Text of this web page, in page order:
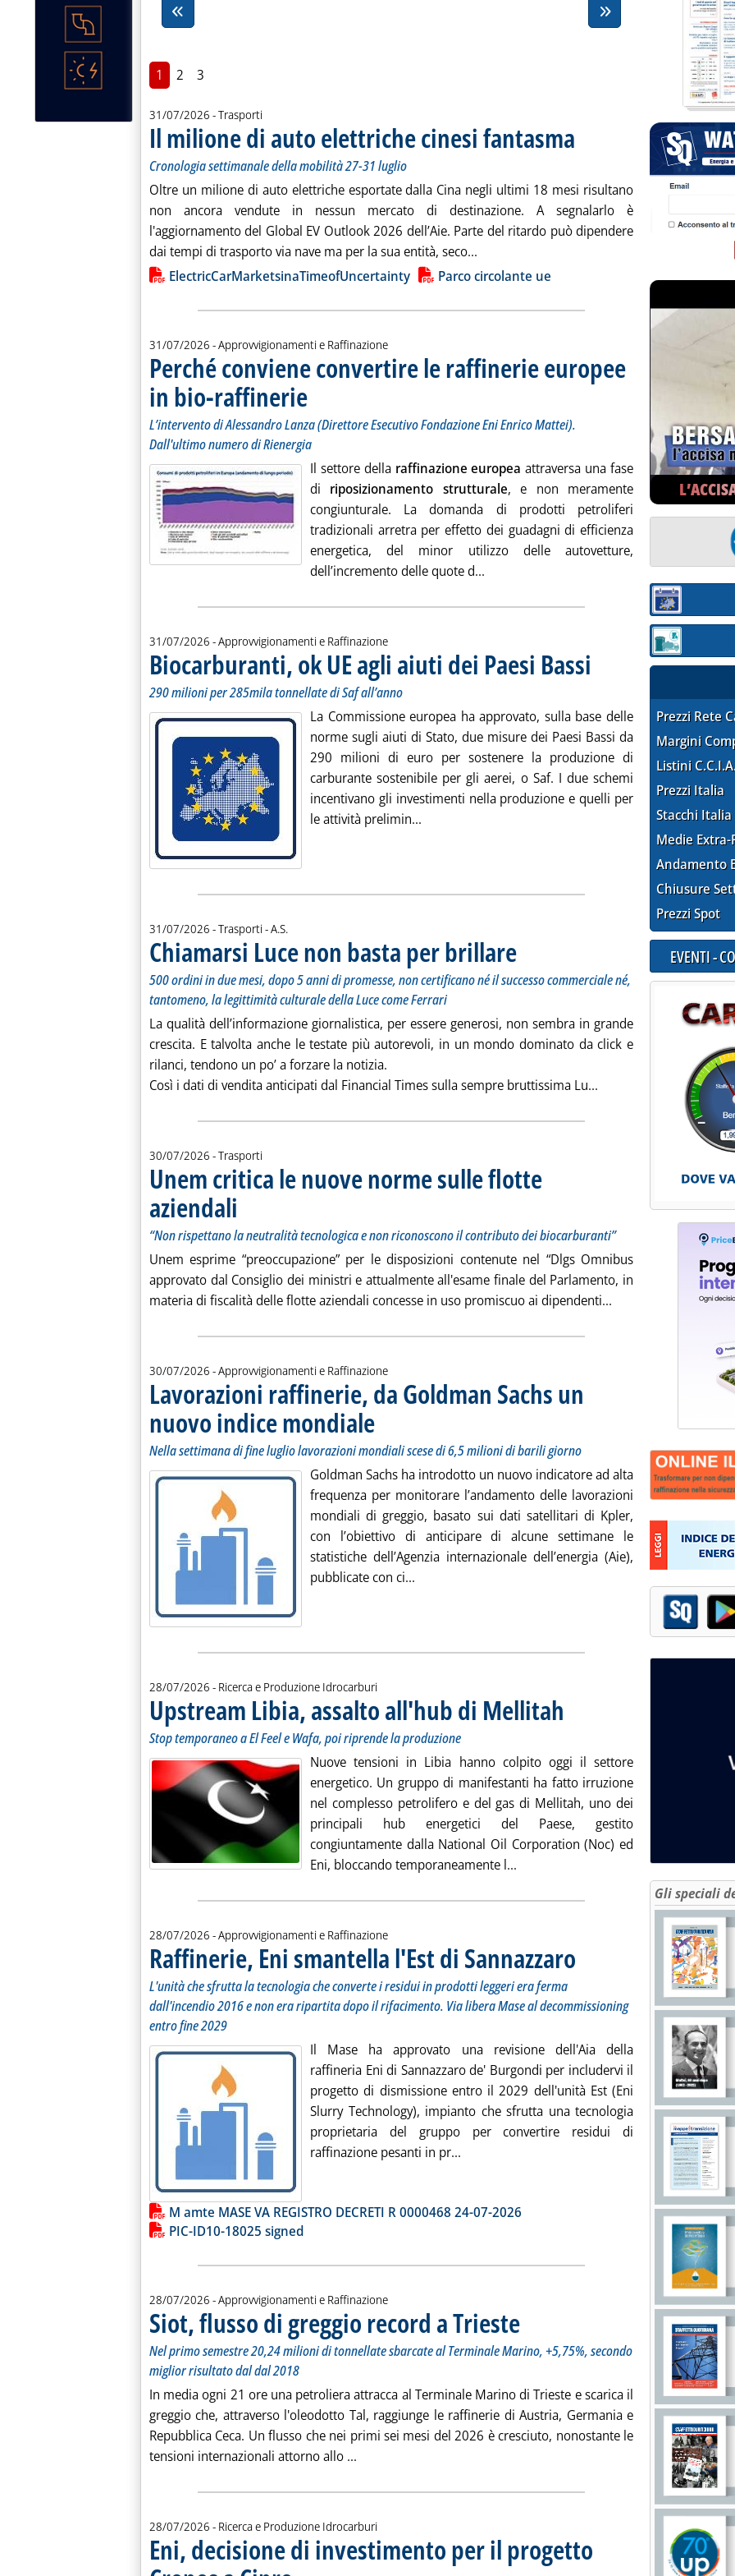
1 2 3
31/07/2026 - Trasporti
Il milione di auto elettriche cinesi fantasma . Sottotitolo: Cronologia settimanale
. Pubblicata venerdì 31 luglio 2026 alle
Cronologia settimanale della mobilità 27-31 luglio
Oltre un milione di auto elettriche esportate dalla Cina negli ultimi 18 mesi risultano
non ancora vendute in nessun mercato di destinazione. A segnalarlo è
l'aggiornamento del Global EV Outlook 2026 dell’Aie. Parte del ritardo può dipendere
dai tempi di trasporto via nave ma per la sua entità, seco... Leggi tutta la notizia: 'Il milione di auto
Lista allegati PDF alla notizia
ElectricCarMarketsinaTimeofUncertainty Parco circolante ue
31/07/2026 - Approvvigionamenti e Raffinazione
Perché conviene convertire le raffinerie europee
in bio-raffinerie . Sottotitolo: L’intervento di Alessandro Lanza (Direttore Esecutivo Fondazione Eni Enrico Mattei). Dall'ultimo
L’intervento di Alessandro Lanza (Direttore Esecutivo Fondazione Eni Enrico Mattei).
Dall'ultimo numero di Rienergia
Il settore della raffinazione europea attraversa una fase
di riposizionamento strutturale, e non meramente
congiunturale. La domanda di prodotti petroliferi
tradizionali arretra per effetto dei guadagni di efficienza
energetica, del minor utilizzo delle autovetture,
dell’incremento delle quote d... Leggi tutta la notizia: 'Perché conviene
31/07/2026 - Approvvigionamenti e Raffinazione
Biocarburanti, ok UE agli aiuti dei Paesi Bassi . Sottotitolo: 290 milioni per
. Pubblicata venerdì 31 luglio 2026
290 milioni per 285mila tonnellate di Saf all’anno
La Commissione europea ha approvato, sulla base delle
norme sugli aiuti di Stato, due misure dei Paesi Bassi da
290 milioni di euro per sostenere la produzione di
carburante sostenibile per gli aerei, o Saf. I due schemi
incentivano gli investimenti nella produzione e quelli per
le attività prelimin... Leggi tutta la notizia: 'Biocarburanti, ok UE agli aiuti
31/07/2026 - Trasporti -di:
A.S.
Chiamarsi Luce non basta per brillare . Sottotitolo: 500 ordini in due mesi, dopo 5 anni di
. Pubblicata venerdì 31 luglio 2026 alle 9.58.
500 ordini in due mesi, dopo 5 anni di promesse, non certificano né il successo commerciale né,
tantomeno, la legittimità culturale della Luce come Ferrari
La qualità dell’informazione giornalistica, per essere generosi, non sembra in grande
crescita. E talvolta anche le testate più autorevoli, in un mondo dominato da click e
rilanci, tendono un po’ a forzare la notizia.
Così i dati di vendita anticipati dal Financial Times sulla sempre bruttissima Lu... Leggi tutta la notizia:
30/07/2026 - Trasporti
Unem critica le nuove norme sulle flotte
aziendali
“Non rispettano la neutralità tecnologica e non riconoscono il contributo dei biocarburanti”
Unem esprime “preoccupazione” per le disposizioni contenute nel “Dlgs Omnibus
approvato dal Consiglio dei ministri e attualmente all'esame finale del Parlamento, in
materia di fiscalità delle flotte aziendali concesse in uso promiscuo ai dipendenti... Leggi tutta la
30/07/2026 - Approvvigionamenti e Raffinazione
Lavorazioni raffinerie, da Goldman Sachs un
nuovo indice mondiale . Sottotitolo: Nella settimana di fine luglio lavorazioni mondiali scese di 6,5 milioni di barili
Nella settimana di fine luglio lavorazioni mondiali scese di 6,5 milioni di barili giorno
Goldman Sachs ha introdotto un nuovo indicatore ad alta
frequenza per monitorare l’andamento delle lavorazioni
mondiali di greggio, basato sui dati satellitari di Kpler,
con l’obiettivo di anticipare di alcune settimane le
statistiche dell’Agenzia internazionale dell’energia (Aie),
pubblicate con ci...
28/07/2026 - Ricerca e Produzione Idrocarburi
Upstream Libia, assalto all'hub di Mellitah
Stop temporaneo a El Feel e Wafa, poi riprende la produzione
Nuove tensioni in Libia hanno colpito oggi il settore
energetico. Un gruppo di manifestanti ha fatto irruzione
nel complesso petrolifero e del gas di Mellitah, uno dei
principali hub energetici del Paese, gestito
congiuntamente dalla National Oil Corporation (Noc) ed
Eni, bloccando temporaneamente l... Leggi tutta la notizia: 'Upstream
28/07/2026 - Approvvigionamenti e Raffinazione
Raffinerie, Eni smantella l'Est di Sannazzaro . Sottotitolo: L'unità che sfrutta la
. Pubblicata martedì 28 luglio 2026 alle
L'unità che sfrutta la tecnologia che converte i residui in prodotti leggeri era ferma
dall'incendio 2016 e non era ripartita dopo il rifacimento. Via libera Mase al decommissioning
entro fine 2029
Il Mase ha approvato una revisione dell'Aia della
raffineria Eni di Sannazzaro de' Burgondi per includervi il
progetto di dismissione entro il 2029 dell'unità Est (Eni
Slurry Technology), impianto che sfrutta una tecnologia
proprietaria del gruppo per convertire residui di
raffinazione pesanti in pr... Leggi tutta la notizia: 'Raffinerie, Eni
Lista allegati PDF alla notizia
M amte MASE VA REGISTRO DECRETI R 0000468 24-07-2026
PIC-ID10-18025 signed
28/07/2026 - Approvvigionamenti e Raffinazione
Siot, flusso di greggio record a Trieste . Sottotitolo: Nel primo semestre 20,24 milioni di
. Pubblicata martedì 28 luglio 2026 alle 12.10.
Nel primo semestre 20,24 milioni di tonnellate sbarcate al Terminale Marino, +5,75%, secondo
miglior risultato dal dal 2018
In media ogni 21 ore una petroliera attracca al Terminale Marino di Trieste e scarica il
greggio che, attraverso l'oleodotto Tal, raggiunge le raffinerie di Austria, Germania e
Repubblica Ceca. Un flusso che nei primi sei mesi del 2026 è cresciuto, nonostante le
tensioni internazionali attorno allo ... Leggi tutta la notizia: 'Siot, flusso di greggio record a Trieste '
28/07/2026 - Ricerca e Produzione Idrocarburi
Eni, decisione di investimento per il progetto
. Sottotitolo: “Primo gas nel 2028, consentirà il riavvio di Damietta”
. Pubblicata martedì 28 luglio 2026 alle 11.58.
Sezione:
Sezione:
Prezzi Rete
Margini
Listini
Prezzi Italia
Stacchi Italia
Medie Extra-
Andamento
Chiusure
Prezzi Spot
EVENTI -
Gli speciali